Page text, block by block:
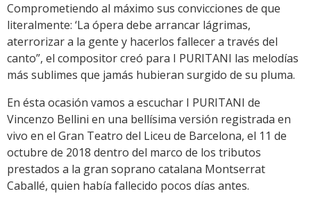
Comprometiendo al máximo sus convicciones de que
literalmente: ‘La ópera debe arrancar lágrimas,
aterrorizar a la gente y hacerlos fallecer a través del
canto”, el compositor creó para I PURITANI las melodías
más sublimes que jamás hubieran surgido de su pluma.
En ésta ocasión vamos a escuchar I PURITANI de
Vincenzo Bellini en una bellísima versión registrada en
vivo en el Gran Teatro del Liceu de Barcelona, el 11 de
octubre de 2018 dentro del marco de los tributos
prestados a la gran soprano catalana Montserrat
Caballé, quien había fallecido pocos días antes.